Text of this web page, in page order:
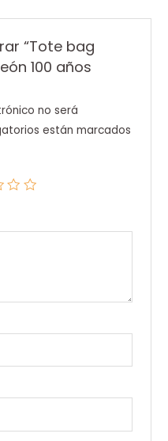
“Tote bag
100 años
no será
están marcados